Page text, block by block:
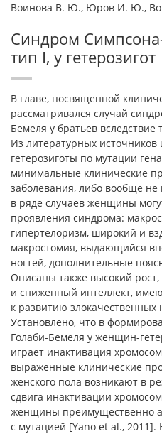
Воинова В. Ю., Юров И. Ю.,
Синдром
тип I, у гетерозигот
В главе, посвященной
рассматривался случай
Бемеля у братьев вследствие
Из литературных источников
гетерозиготы по мутации
минимальные клинические
заболевания, либо вообще
в ряде случаев женщины
проявления синдрома:
гипертелоризм, широкий и
макростомия, выдающийся
ногтей, дополнительные
Описаны также высокий
и сниженный интеллект,
к развитию злокачественных
Установлено, что в
Голаби-Бемеля у женщин-
играет инактивация
выраженные клинические
женского пола возникают в
сдвига инактивации
женщины преимущественно
с мутацией [Yano et al.,